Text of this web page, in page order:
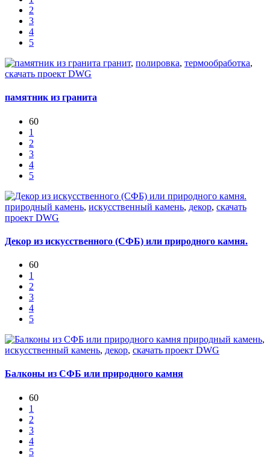
2
3
4
5
гранит, полировка, термообработка,
скачать проект DWG
памятник из гранита
60
1
2
3
4
5
природный камень, искусственный камень, декор, скачать
проект DWG
Декор из искусственного (СФБ) или природного камня.
60
1
2
3
4
5
природный камень,
искусственный камень, декор, скачать проект DWG
Балконы из СФБ или природного камня
60
1
2
3
4
5